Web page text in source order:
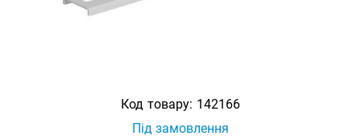
Код товару: 142166
Під замовлення